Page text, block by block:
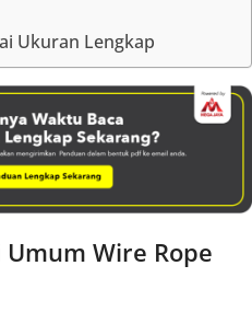
Ukuran Lengkap
Wire Rope